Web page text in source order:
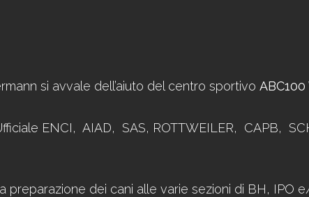
si avvale dell’aiuto del centro sportivo
ENCI, AIAD, SAS, ROTTWEILER, CAPB,
preparazione dei cani alle varie sezioni di BH, IPO